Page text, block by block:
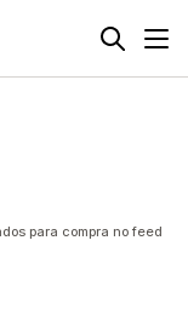
para compra no feed